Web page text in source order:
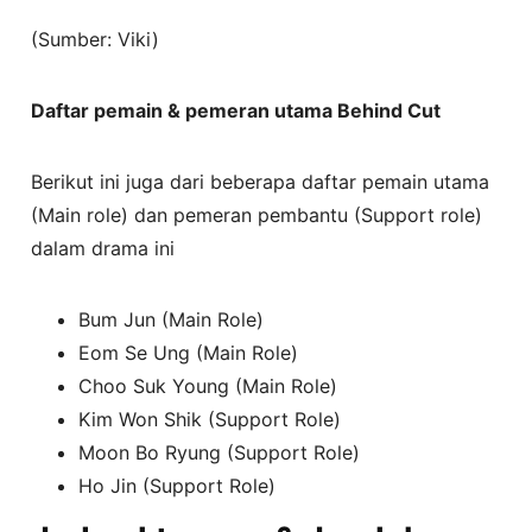
(Sumber: Viki)
Daftar pemain & pemeran utama Behind Cut
Berikut ini juga dari beberapa daftar pemain utama
(Main role) dan pemeran pembantu (Support role)
dalam drama ini
Bum Jun (Main Role)
Eom Se Ung (Main Role)
Choo Suk Young (Main Role)
Kim Won Shik (Support Role)
Moon Bo Ryung (Support Role)
Ho Jin (Support Role)